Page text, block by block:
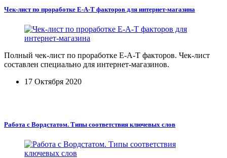
Чек-лист по проработке E-A-T факторов для интернет-магазина
Полный чек-лист по проработке E-A-T факторов. Чек-лист
составлен специально для интернет-магазинов.
17 Октября 2020
Работа с Вордстатом. Типы соответствия ключевых слов